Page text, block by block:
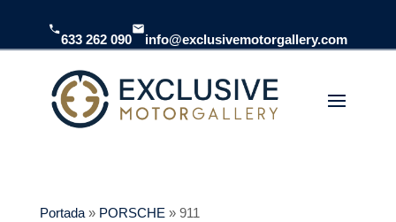
633 262 090 info@exclusivemotorgallery.com
Portada» PORSCHE » 911